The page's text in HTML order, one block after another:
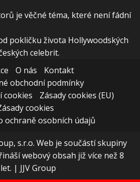
je věčné téma, které není fádní
pokličku života Hollywoodských
celebrit.
O nás
Kontakt
obchodní podmínky
cookies
Zásady cookies (EU)
cookies
ochraně osobních údajů
s.r.o. Web je součástí skupiny
webový obsah již více než 8
let. | JJV Group